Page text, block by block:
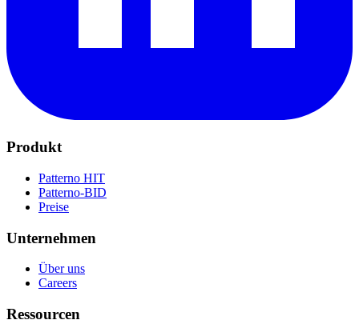
Produkt
Patterno HIT
Patterno-BID
Preise
Unternehmen
Über uns
Careers
Ressourcen